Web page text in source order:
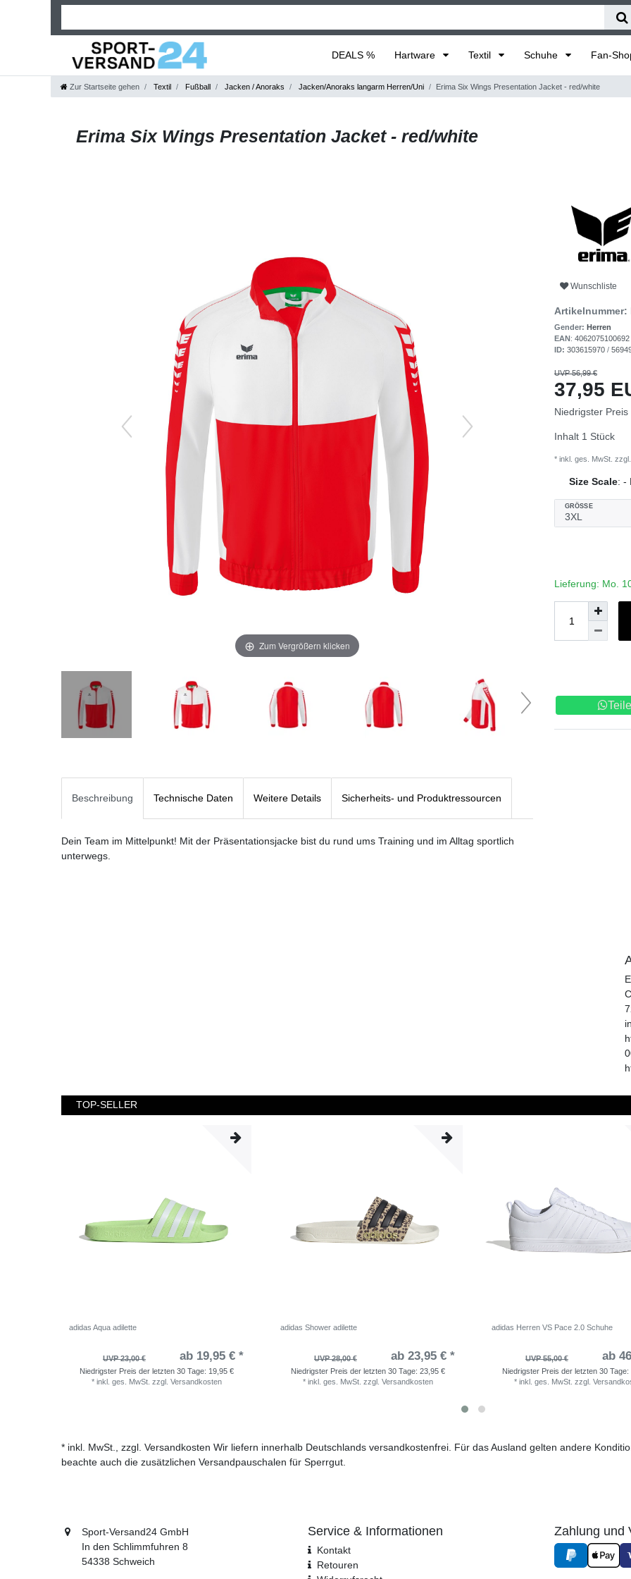
DEALS % Hartware Textil Schuhe Fan-
Zur Startseite gehen Textil Fußball Jacken / Anoraks Jacken/Anoraks langarm Herren/Uni Erima Six Wings Presentation Jacket - red/white
Erima Six Wings Presentation Jacket - red/white
Zum Vergrößern klicken
Wunschliste
Artikelnummer:
Gender: Herren
EAN: 4062075100692
ID: 303615970 /
UVP 56,99 €
37,95
Niedrigster
Inhalt 1 Stück
* inkl. ges. MwSt. zzgl.
Size Scale: -
GRÖSSE
Lieferung: Mo.
Beschreibung Technische Daten Weitere Details Sicherheits- und Produktressourcen
Dein Team im Mittelpunkt! Mit der Präsentationsjacke bist du rund ums Training und im Alltag sportlich
unterwegs.
TOP-SELLER
adidas Aqua adilette
UVP 23,00 € ab 19,95 € *
Niedrigster Preis der letzten 30 Tage: 19,95 €
* inkl. ges. MwSt. zzgl. Versandkosten
adidas Shower adilette
UVP 28,00 € ab 23,95 € *
Niedrigster Preis der letzten 30 Tage: 23,95 €
* inkl. ges. MwSt. zzgl. Versandkosten
adidas Herren VS Pace 2.0 Schuhe
UVP 55,00 € ab
Niedrigster Preis der letzten 30 Tage:
* inkl. ges. MwSt. zzgl.
* inkl. MwSt., zzgl. Versandkosten Wir liefern innerhalb Deutschlands versandkostenfrei. Für das Ausland gelten andere
beachte auch die zusätzlichen Versandpauschalen für Sperrgut.
Sport-Versand24 GmbH
In den Schlimmfuhren 8
54338 Schweich
Service & Informationen
Kontakt
Retouren
Zahlung und